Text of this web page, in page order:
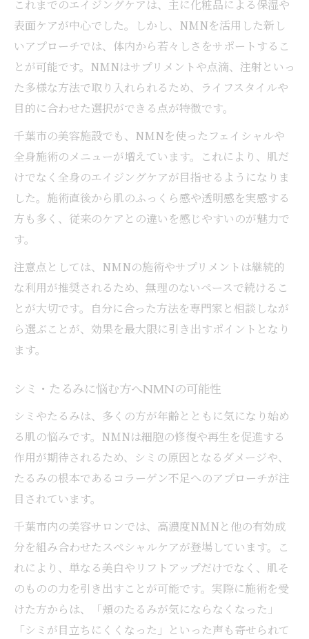
これまでのエイジングケアは、主に化粧品による保湿や
表面ケアが中心でした。しかし、NMNを活用した新し
いアプローチでは、体内から若々しさをサポートするこ
とが可能です。NMNはサプリメントや点滴、注射といっ
た多様な方法で取り入れられるため、ライフスタイルや
目的に合わせた選択ができる点が特徴です。
千葉市の美容施設でも、NMNを使ったフェイシャルや
全身施術のメニューが増えています。これにより、肌だ
けでなく全身のエイジングケアが目指せるようになりま
した。施術直後から肌のふっくら感や透明感を実感する
方も多く、従来のケアとの違いを感じやすいのが魅力で
す。
注意点としては、NMNの施術やサプリメントは継続的
な利用が推奨されるため、無理のないペースで続けるこ
とが大切です。自分に合った方法を専門家と相談しなが
ら選ぶことが、効果を最大限に引き出すポイントとなり
ます。
シミ・たるみに悩む方へNMNの可能性
シミやたるみは、多くの方が年齢とともに気になり始め
る肌の悩みです。NMNは細胞の修復や再生を促進する
作用が期待されるため、シミの原因となるダメージや、
たるみの根本であるコラーゲン不足へのアプローチが注
目されています。
千葉市内の美容サロンでは、高濃度NMNと他の有効成
分を組み合わせたスペシャルケアが登場しています。こ
れにより、単なる美白やリフトアップだけでなく、肌そ
のものの力を引き出すことが可能です。実際に施術を受
けた方からは、「頬のたるみが気にならなくなった」
「シミが目立ちにくくなった」といった声も寄せられて